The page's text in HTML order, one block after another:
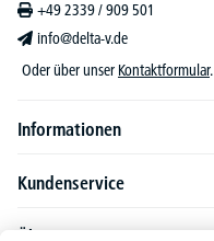
+49 2339 / 909 501
info@delta-v.de
Oder über unser Kontaktformular.
Informationen
Kundenservice
Über DELTA-V